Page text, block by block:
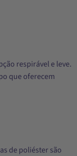
respirável e leve.
que oferecem
de poliéster são